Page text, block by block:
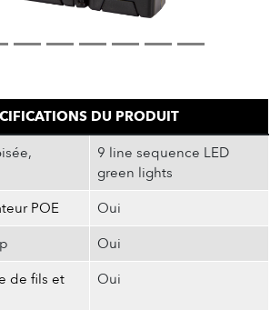
DU PRODUIT
9 line sequence LED
green lights
POE
Oui
Oui
de fils et
Oui